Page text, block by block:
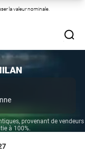
la valeur nominale.
provenant de vendeurs
à 100%.